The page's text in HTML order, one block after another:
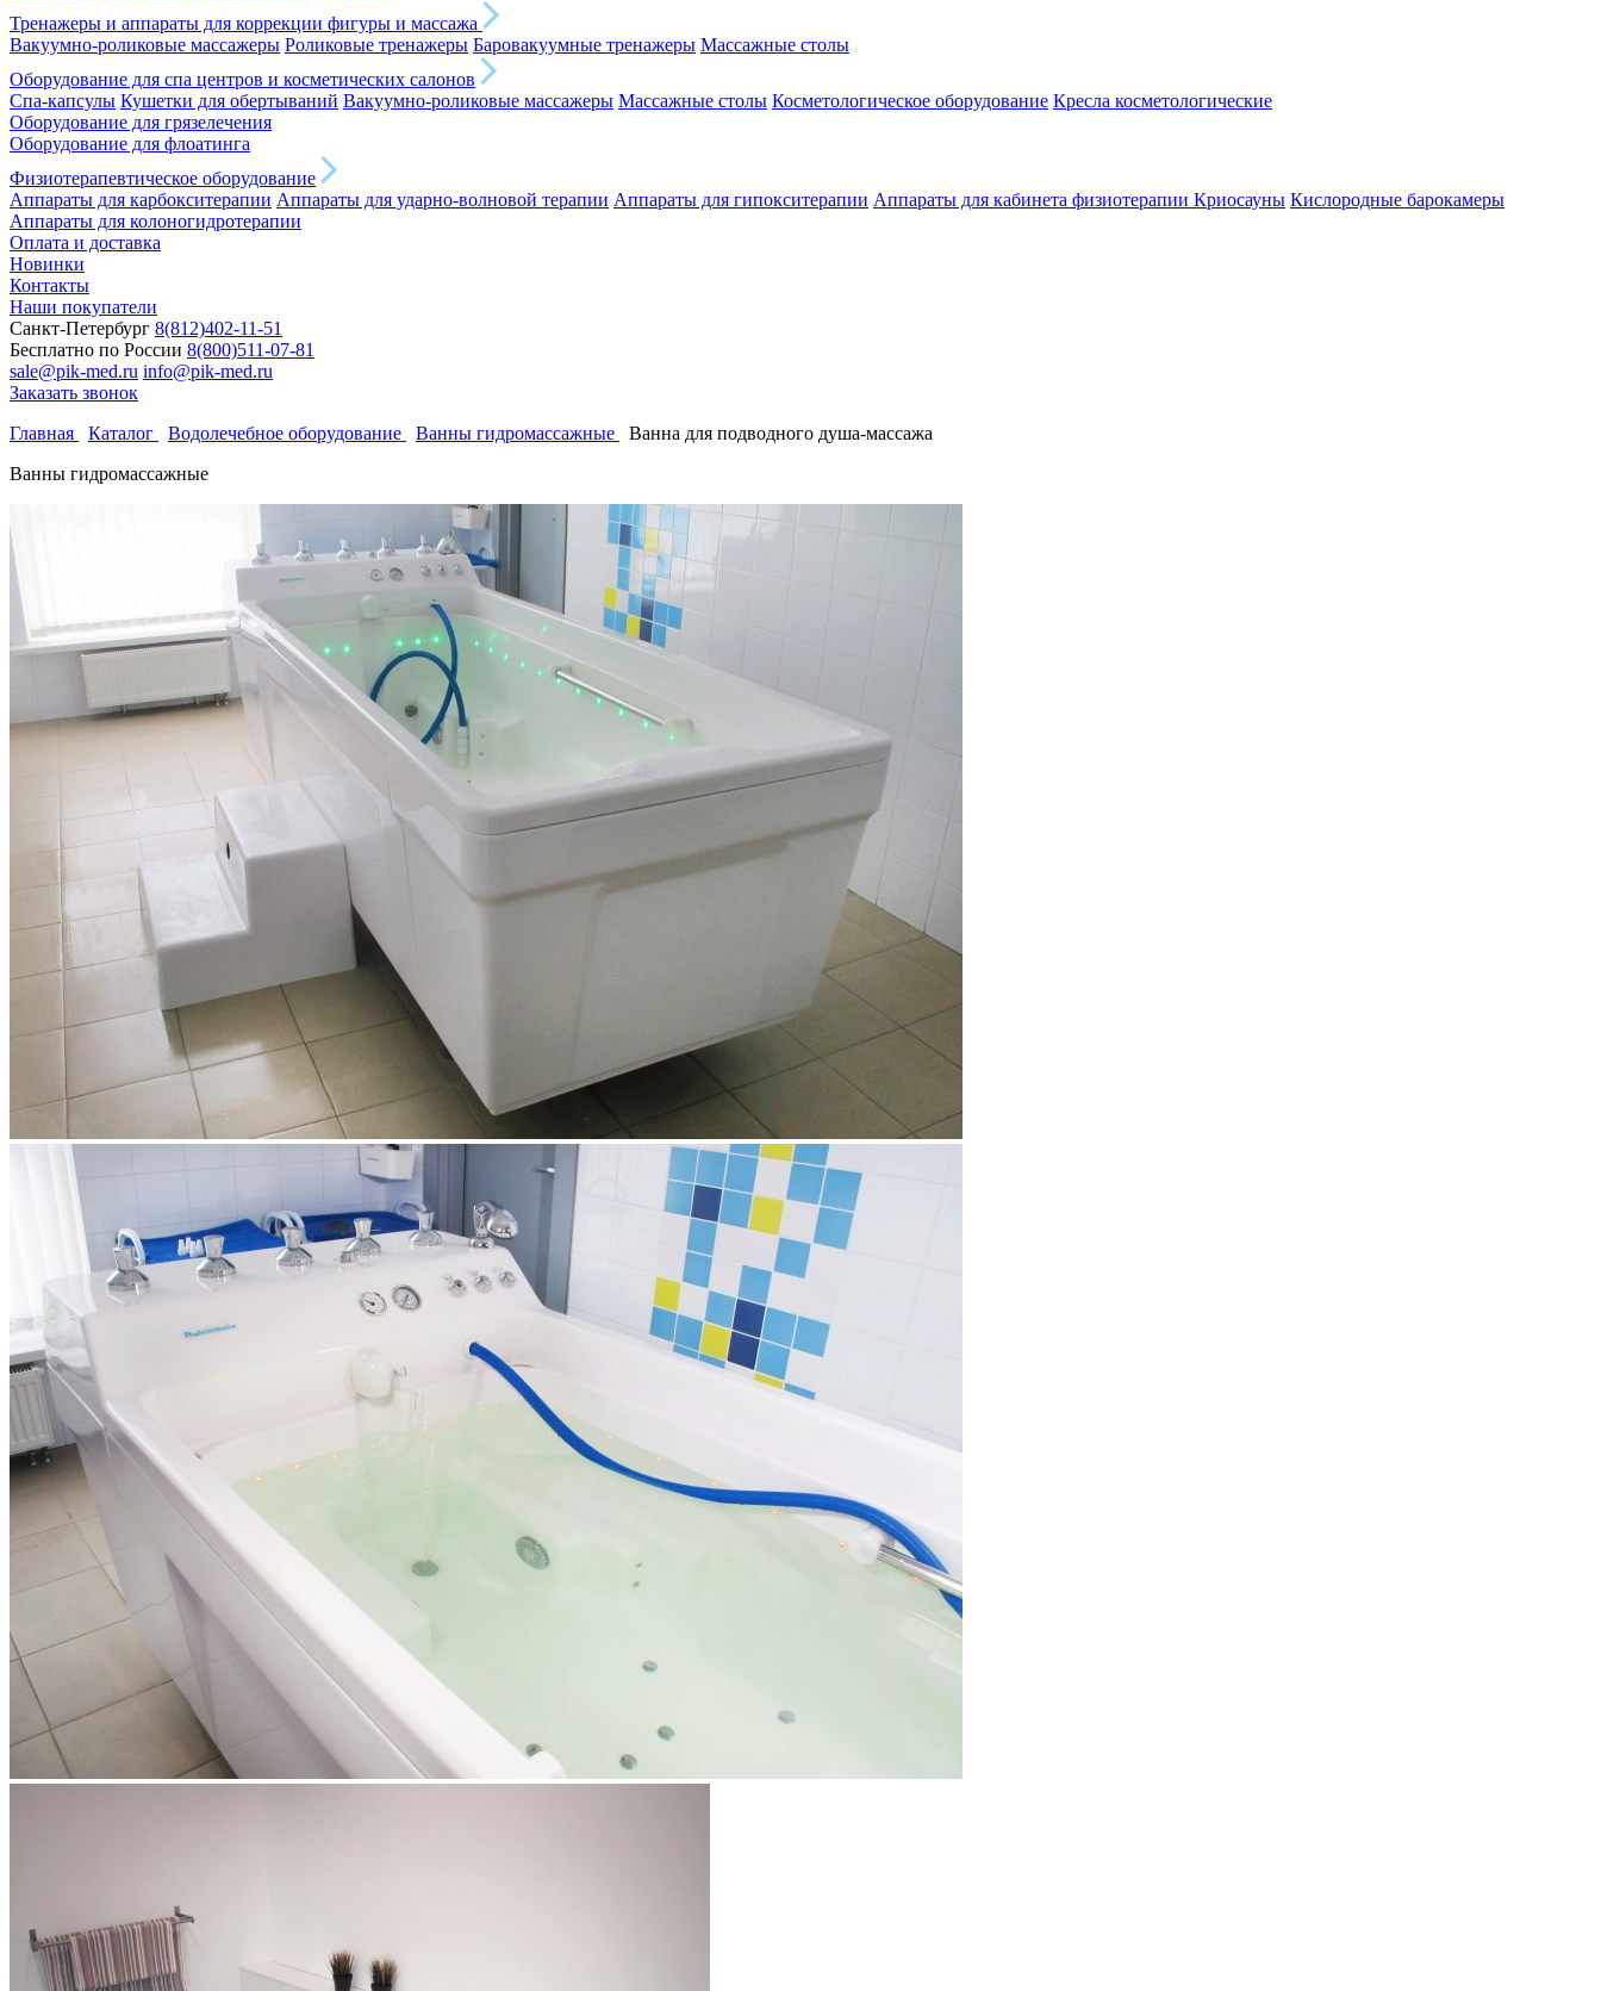
Тренажеры и аппараты для коррекции фигуры и массажа
Вакуумно-роликовые массажеры Роликовые тренажеры Баровакуумные тренажеры Массажные столы
Оборудование для спа центров и косметических салонов
Спа-капсулы Кушетки для обертываний Вакуумно-роликовые массажеры Массажные столы Косметологическое оборудование Кресла косметологические
Оборудование для грязелечения
Оборудование для флоатинга
Физиотерапевтическое оборудование
Аппараты для карбокситерапии Аппараты для ударно-волновой терапии Аппараты для гипокситерапии Аппараты для кабинета физиотерапии Криосауны Кислородные барокамеры
Аппараты для колоногидротерапии
Оплата и доставка
Новинки
Контакты
Наши покупатели
Санкт-Петербург 8(812)402-11-51
Бесплатно по России 8(800)511-07-81
sale@pik-med.ru info@pik-med.ru
Заказать звонок
Главная Каталог Водолечебное оборудование Ванны гидромассажные
Ванна для подводного душа-массажа
Ванны гидромассажные